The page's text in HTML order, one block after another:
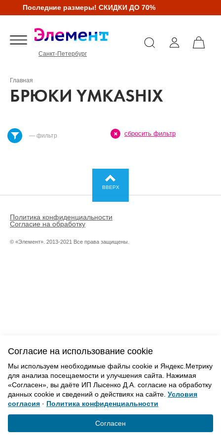
Последние размеры! СКИДКИ ДО 70%
Санкт-Петербург
Главная
БРЮКИ YMKASHIX
— фильтр сбросить фильтр
ВВЕРХ
Политика конфиденциальности
Согласие на обработку
© «Элемент». 2013-2021 Все права защищены.
Согласие на использование cookie
Мы используем необходимые файлы cookie и Яндекс.Метрику
для анализа посещаемости и улучшения сайта. Нажимая
«Согласен», вы даёте ИП Лысенко Д.А. согласие на обработку
данных cookie и сведений о действиях на сайте. Условия
согласия · Политика конфиденциальности
Согласен